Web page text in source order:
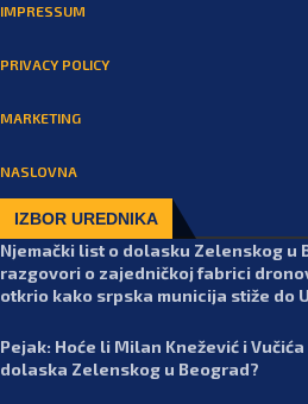
IMPRESSUM
PRIVACY POLICY
MARKETING
NASLOVNA
IZBOR UREDNIKA
Njemački list o dolasku Zelenskog u
razgovori o zajedničkoj fabrici
otkrio kako srpska municija stiže do
Pejak: Hoće li Milan Knežević i
dolaska Zelenskog u Beograd?